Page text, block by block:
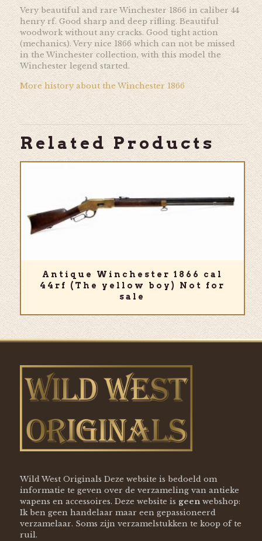
Very beautiful and rare Winchester 1866 in caliber 44
henry rf. Good sharp and deep rifling. Beautiful
woodwork without any cracks. Good tight action
(mechanics). Very nice 1866 which can not be missed
in the Winchester collection, with this model the
Winchester legend started.
More history about the Winchester 1866
Related Products
Antique Winchester 1866 cal
44rf (The yellow boy) Not for
sale
Wild West Originals Deze website is bedoeld om
informatie te geven over de verzameling van antieke
wapens en accessoires. Deze website is geenwebshop:
Ik ben geen handelaar maar een gepassioneerd
verzamelaar. Soms zijn verzamelstukken te koop of te
ruil.